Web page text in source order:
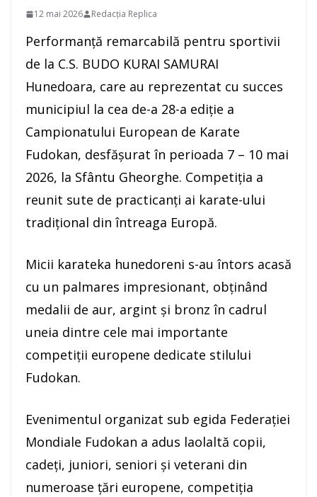
12 mai 2026 Redacția Replica
Performanță remarcabilă pentru sportivii
de la C.S. BUDO KURAI SAMURAI
Hunedoara, care au reprezentat cu succes
municipiul la cea de-a 28-a ediție a
Campionatului European de Karate
Fudokan, desfășurat în perioada 7 – 10 mai
2026, la Sfântu Gheorghe. Competiția a
reunit sute de practicanți ai karate-ului
tradițional din întreaga Europă.
Micii karateka hunedoreni s-au întors acasă
cu un palmares impresionant, obținând
medalii de aur, argint și bronz în cadrul
uneia dintre cele mai importante
competiții europene dedicate stilului
Fudokan.
Evenimentul organizat sub egida Federației
Mondiale Fudokan a adus laolaltă copii,
cadeți, juniori, seniori și veterani din
numeroase țări europene, competiția